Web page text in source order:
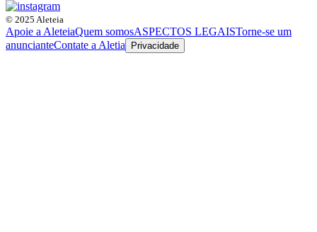
© 2025 Aleteia
Apoie a AleteiaQuem somosASPECTOS LEGAISTorne-se um
anuncianteContate a Aletia Privacidade